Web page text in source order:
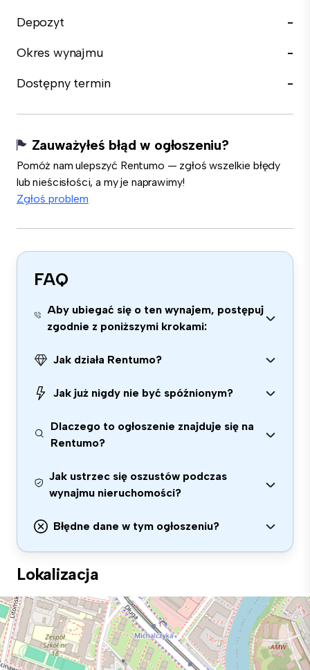
Depozyt
-
Okres wynajmu
-
Dostępny termin
-
Zauważyłeś błąd w ogłoszeniu?
Pomóż nam ulepszyć Rentumo — zgłoś wszelkie błędy
lub nieścisłości, a my je naprawimy!
Zgłoś problem
FAQ
Aby ubiegać się o ten wynajem, postępuj
zgodnie z poniższymi krokami:
Jak działa Rentumo?
Jak już nigdy nie być spóźnionym?
Dlaczego to ogłoszenie znajduje się na
Rentumo?
Jak ustrzec się oszustów podczas
wynajmu nieruchomości?
Błędne dane w tym ogłoszeniu?
Lokalizacja